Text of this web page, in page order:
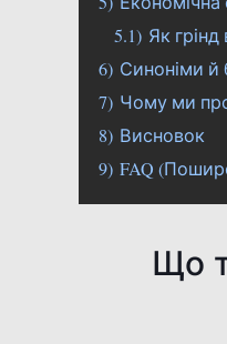
5.1) Як
6) Синоніми й
7) Чому ми
8) Висновок
9) FAQ
Що